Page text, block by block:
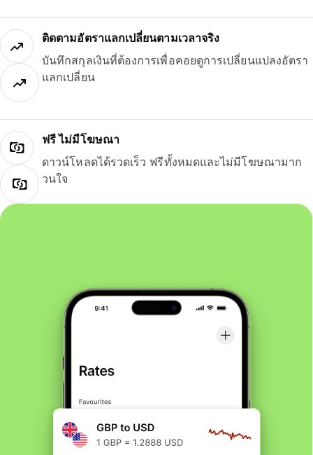
ติดตามอัตราแลกเปลี่ยนตามเวลาจริง
บันทึกสกุลเงินที่ต้องการเพื่อคอยดูการเปลี่ยนแปลงอัตรา
แลกเปลี่ยน
ฟรี ไม่มีโฆษณา
ดาวน์โหลดได้รวดเร็ว ฟรีทั้งหมดและไม่มีโฆษณามาก
วนใจ